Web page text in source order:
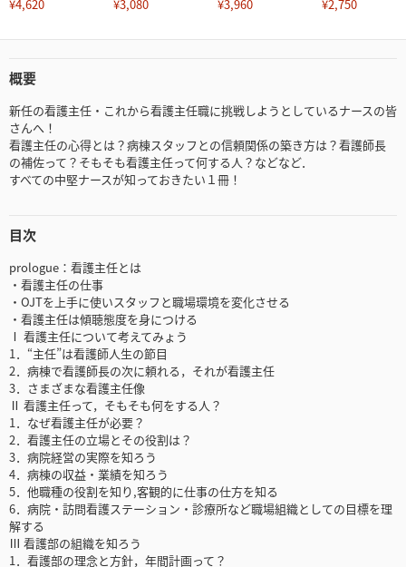
¥4,620
¥3,080
¥3,960
¥2,750
概要
新任の看護主任・これから看護主任職に挑戦しようとしているナースの皆
さんへ！
看護主任の心得とは？病棟スタッフとの信頼関係の築き方は？看護師長
の補佐って？そもそも看護主任って何する人？などなど．
すべての中堅ナースが知っておきたい１冊！
目次
prologue：看護主任とは
・看護主任の仕事
・OJTを上手に使いスタッフと職場環境を変化させる
・看護主任は傾聴態度を身につける
Ⅰ 看護主任について考えてみょう
1．“主任”は看護師人生の節目
2．病棟で看護師長の次に頼れる，それが看護主任
3．さまざまな看護主任像
Ⅱ 看護主任って，そもそも何をする人？
1．なぜ看護主任が必要？
2．看護主任の立場とその役割は？
3．病院経営の実際を知ろう
4．病棟の収益・業績を知ろう
5．他職種の役割を知り,客観的に仕事の仕方を知る
6．病院・訪問看護ステーション・診療所など職場組織としての目標を理
解する
Ⅲ 看護部の組織を知ろう
1．看護部の理念と方針，年間計画って？